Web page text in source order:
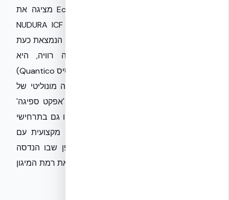
התקשורתי מתמקד באיומים, EcoBuild Intel מציגה את
הפתרון המוכח להגנה על חיי אדם. שיטת NUDURA ICF
(תבניות בטון מבודדות) של חברת אקובילד, הנמצאת כעת
בהליכי אישור מתקדמים בטכניון לבנייה רוויה, היא
הטכנולוגיה שנבחרה על ידי צבא ארה"ב (בסיס Quantico)
להגנה מפני פיצוצים וסופות. מדובר במבנה מונוליטי של
בטון מזוין העטוף בשכבות EPS, אשר יוצר 'אפקט ספיגה'
ייחודי המגן על שלד המבנה ושומר על דייריו גם בתרחישי
קיצון. נשמח להציע לכם ראיון או הרחבה מקצועית עם
מנכ"ל אקובילד, דורון ערוסי הלוי, על האופן שבו הנדסה
חכמה יכולה לקצר את זמני הבנייה תוך העלאת רמת המיגון